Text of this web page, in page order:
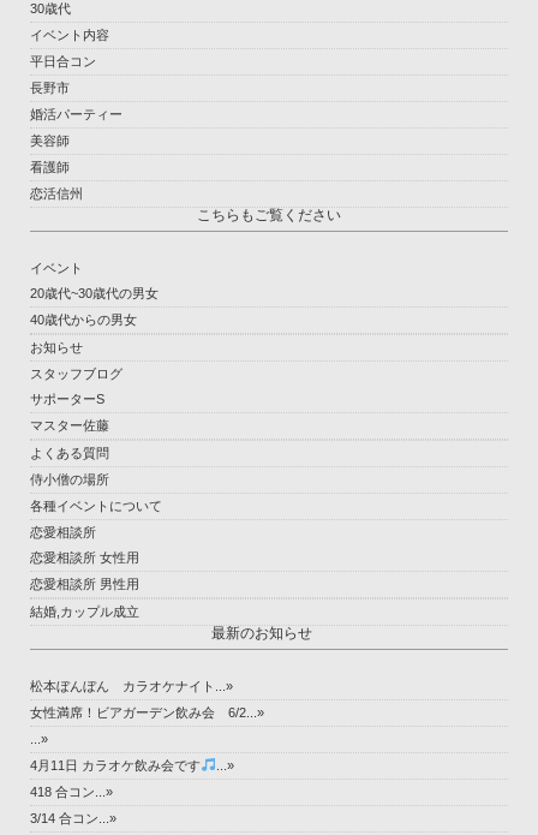
30歳代
イベント内容
平日合コン
長野市
婚活パーティー
美容師
看護師
恋活信州
こちらもご覧ください
イベント
20歳代~30歳代の男女
40歳代からの男女
お知らせ
スタッフブログ
サポーターS
マスター佐藤
よくある質問
侍小僧の場所
各種イベントについて
恋愛相談所
恋愛相談所 女性用
恋愛相談所 男性用
結婚,カップル成立
最新のお知らせ
松本ぼんぼん カラオケナイト...»
女性満席！ビアガーデン飲み会 6/2...»
...»
4月11日 カラオケ飲み会です
...»
418 合コン...»
3/14 合コン...»